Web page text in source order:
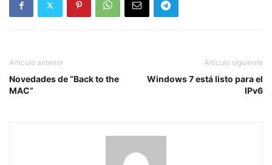
Artículo anterior
Novedades de “Back to the
MAC”
Artículo siguiente
Windows 7 está listo para el
IPv6